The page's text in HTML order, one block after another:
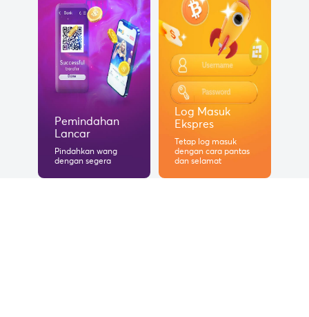
Pemindahan
Lancar
Pindahkan wang
dengan segera
Log Masuk
Ekspres
Tetap log masuk
dengan cara pantas
dan selamat